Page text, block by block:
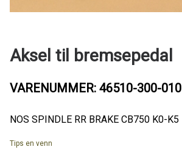
Aksel til bremsepedal
VARENUMMER: 46510-300-010
NOS SPINDLE RR BRAKE CB750 K0-K5
Tips en venn